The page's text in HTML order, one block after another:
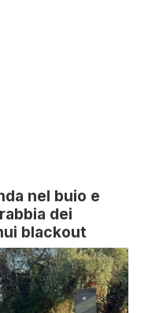
nel buio e
dei
blackout